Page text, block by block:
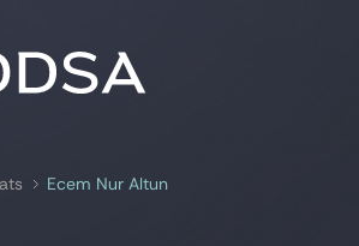
Ecem Nur Altun